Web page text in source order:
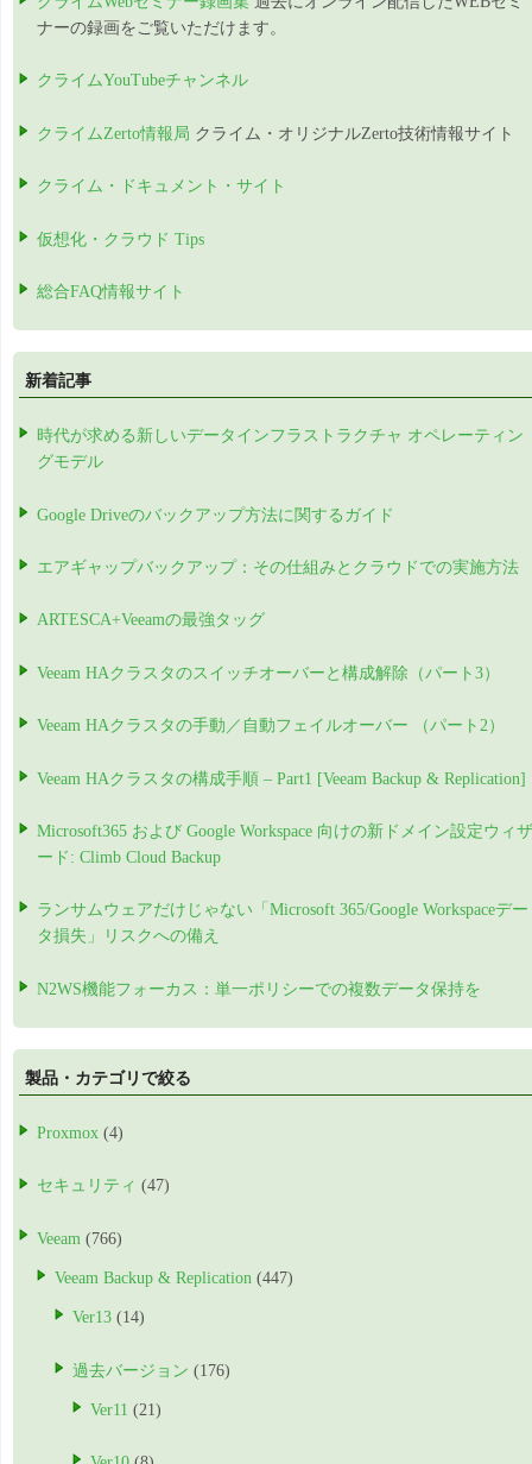
ナーの録画をご覧いただけます。
クライムYouTubeチャンネル
クライムZerto情報局 クライム・オリジナルZerto技術情報サイト
クライム・ドキュメント・サイト
仮想化・クラウド Tips
総合FAQ情報サイト
新着記事
時代が求める新しいデータインフラストラクチャ オペレーティン
グモデル
Google Driveのバックアップ方法に関するガイド
エアギャップバックアップ：その仕組みとクラウドでの実施方法
ARTESCA+Veeamの最強タッグ
Veeam HAクラスタのスイッチオーバーと構成解除（パート3）
Veeam HAクラスタの手動／自動フェイルオーバー （パート2）
Veeam HAクラスタの構成手順 – Part1 [Veeam Backup & Replication]
Microsoft365 および Google Workspace 向けの新ドメイン設定ウィザ
ード: Climb Cloud Backup
ランサムウェアだけじゃない「Microsoft 365/Google Workspaceデー
タ損失」リスクへの備え
N2WS機能フォーカス：単一ポリシーでの複数データ保持を
製品・カテゴリで絞る
Proxmox (4)
セキュリティ (47)
Veeam (766)
Veeam Backup & Replication (447)
Ver13 (14)
過去バージョン (176)
Ver11 (21)